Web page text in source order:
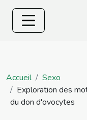
Accueil
Sexo
Exploration des
du don d'ovocytes